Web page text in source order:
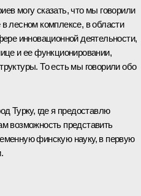
могу сказать, что мы говорили
лесном комплексе, в области
инновационной деятельности,
и ее функционировании,
То есть мы говорили обо
Турку, где я предоставлю
возможность представить
финскую науку, в первую